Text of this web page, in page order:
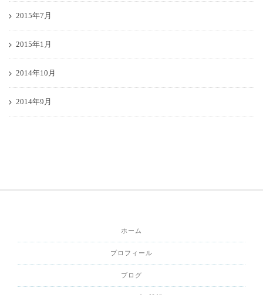
2015年7月
2015年1月
2014年10月
2014年9月
ホーム
プロフィール
ブログ